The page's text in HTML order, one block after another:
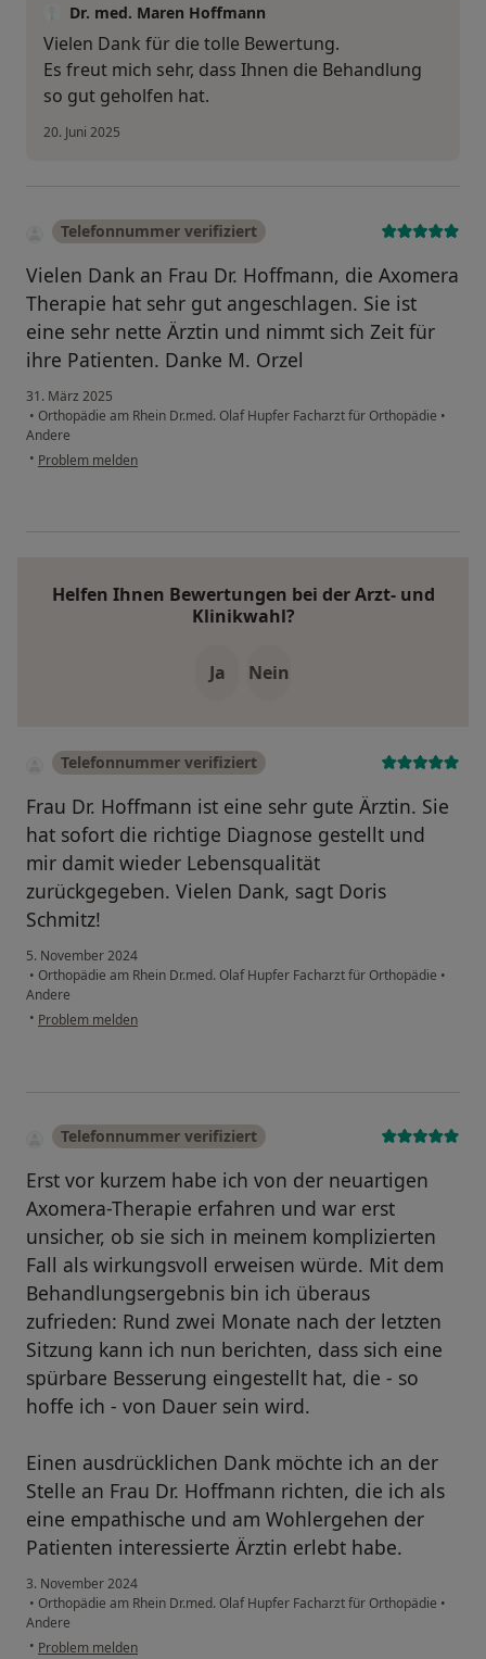
Dr. med. Maren Hoffmann
Vielen Dank für die tolle Bewertung.
Es freut mich sehr, dass Ihnen die Behandlung
so gut geholfen hat.
20. Juni 2025
Telefonnummer verifiziert
Vielen Dank an Frau Dr. Hoffmann, die Axomera
Therapie hat sehr gut angeschlagen. Sie ist
eine sehr nette Ärztin und nimmt sich Zeit für
ihre Patienten. Danke M. Orzel
31. März 2025
• Orthopädie am Rhein Dr.med. Olaf Hupfer Facharzt für Orthopädie •
Andere
• Problem melden
Helfen Ihnen Bewertungen bei der Arzt- und
Klinikwahl?
Ja Nein
Telefonnummer verifiziert
Frau Dr. Hoffmann ist eine sehr gute Ärztin. Sie
hat sofort die richtige Diagnose gestellt und
mir damit wieder Lebensqualität
zurückgegeben. Vielen Dank, sagt Doris
Schmitz!
5. November 2024
• Orthopädie am Rhein Dr.med. Olaf Hupfer Facharzt für Orthopädie •
Andere
• Problem melden
Telefonnummer verifiziert
Erst vor kurzem habe ich von der neuartigen
Axomera-Therapie erfahren und war erst
unsicher, ob sie sich in meinem komplizierten
Fall als wirkungsvoll erweisen würde. Mit dem
Behandlungsergebnis bin ich überaus
zufrieden: Rund zwei Monate nach der letzten
Sitzung kann ich nun berichten, dass sich eine
spürbare Besserung eingestellt hat, die - so
hoffe ich - von Dauer sein wird.
Einen ausdrücklichen Dank möchte ich an der
Stelle an Frau Dr. Hoffmann richten, die ich als
eine empathische und am Wohlergehen der
Patienten interessierte Ärztin erlebt habe.
3. November 2024
• Orthopädie am Rhein Dr.med. Olaf Hupfer Facharzt für Orthopädie •
Andere
• Problem melden